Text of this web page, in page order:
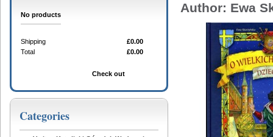
No products
Shipping
£0.00
Total
£0.00
Check out
Categories
Author: Ewa